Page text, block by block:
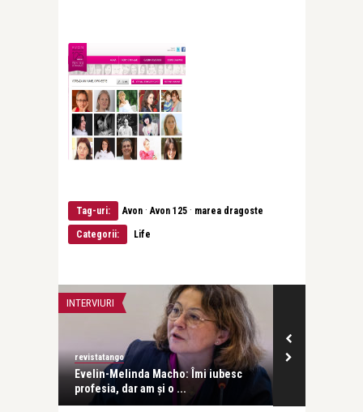
Tag-uri: Avon ·Avon 125 · marea dragoste
Categorii: Life
INTERVIURI
revistatango
Evelin-Melinda Macho: Îmi iubesc
profesia, dar am și o ...